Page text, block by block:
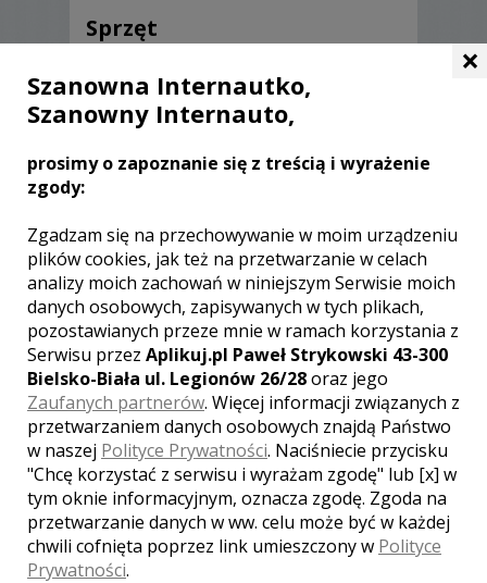
Sprzęt
Profesjonalny sprzęt marki Canon
Canon 5D Mark IV + Canon R6 + jasne
Lampy błyskowe
Opinie o fotografie (1)
Ocena:5,00/5
Profesjonalizm, klasa i wielkie
×
Szanowna Internautko,
Szanowny Internauto,
prosimy o zapoznanie się z treścią i wyrażenie
zgody:
Zgadzam się na przechowywanie w moim urządzeniu
plików cookies, jak też na przetwarzanie w celach
analizy moich zachowań w niniejszym Serwisie moich
danych osobowych, zapisywanych w tych plikach,
pozostawianych przeze mnie w ramach korzystania z
Serwisu przez Aplikuj.pl Paweł Strykowski 43-300
Bielsko-Biała ul. Legionów 26/28oraz jego
Zaufanych partnerów. Więcej informacji związanych z
przetwarzaniem danych osobowych znajdą Państwo
w naszej Polityce Prywatności. Naciśniecie przycisku
"Chcę korzystać z serwisu i wyrażam zgodę" lub [x] w
tym oknie informacyjnym, oznacza zgodę. Zgoda na
przetwarzanie danych w ww. celu może być w każdej
chwili cofnięta poprzez link umieszczony w Polityce
Prywatności.